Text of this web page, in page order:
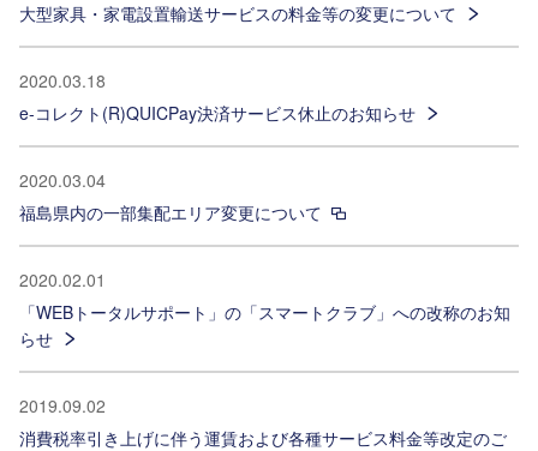
大型家具・家電設置輸送サービスの料金等の変更について
2020.03.18
e-コレクト(R)QUICPay決済サービス休止のお知らせ
2020.03.04
福島県内の一部集配エリア変更について
2020.02.01
「WEBトータルサポート」の「スマートクラブ」への改称のお知
らせ
2019.09.02
消費税率引き上げに伴う運賃および各種サービス料金等改定のご